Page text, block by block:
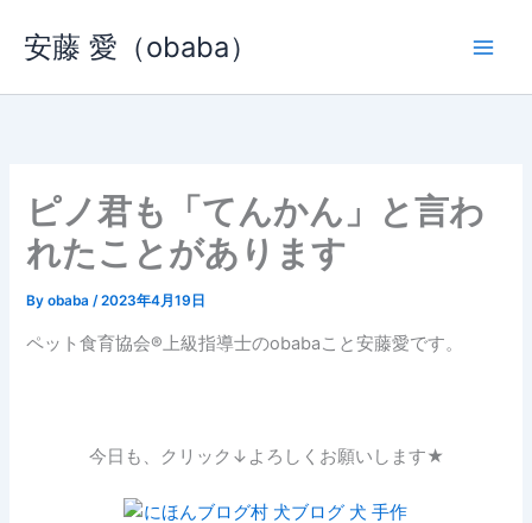
ス
安藤 愛（obaba）
ピノ君も「てんかん」と言わ
れたことがあります
Byobaba/2023年4月19日
ペット食育協会®︎上級指導士のobabaこと安藤愛です。
今日も、クリック↓よろしくお願いします★